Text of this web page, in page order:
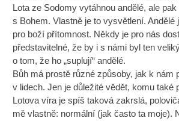
Lota ze Sodomy vytáhnou andělé, ale
s Bohem. Vlastně je to vysvětlení. Andělé
pro boží přítomnost. Někdy je pro nás
představitelné, že by i s námi byl ten
o tom, že ho „suplují“ andělé.
Bůh má prostě různé způsoby, jak k nám
v lidech. Jen je důležité vědět, komu také
Lotova víra je spíš taková zakrslá,
mě vlastně: normální (jak často ta moje).